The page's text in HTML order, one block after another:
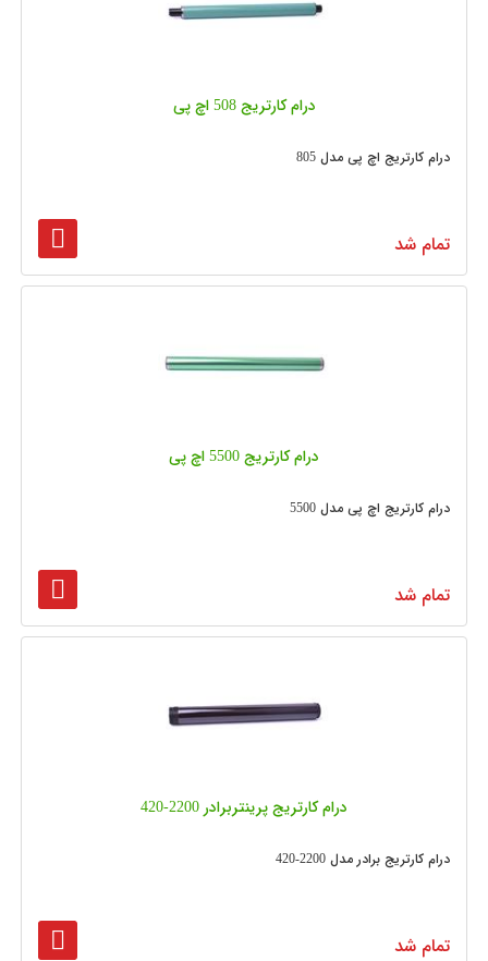
درام کارتریج 508 اچ پی
درام کارتریج اچ پی مدل 805
تمام شد
درام کارتریج 5500 اچ پی
درام کارتریج اچ پی مدل 5500
تمام شد
درام کارتریج پرینتربرادر 2200-420
درام کارتریج برادر مدل 2200-420
تمام شد